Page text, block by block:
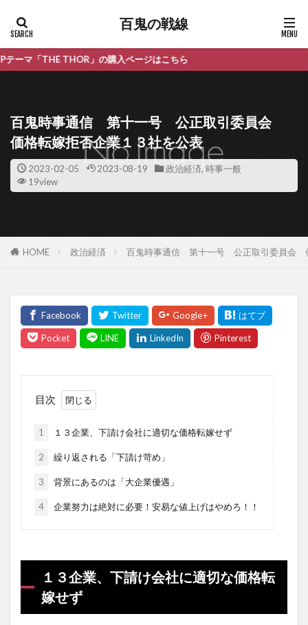
百鬼の戦線
」の購入ページはこちら
百鬼時事通信 第十一号 公正取引委員会
価格転嫁拒否企業１３社を公表
2023-02-05 2023-08-19 政治経済, 時事一般
19view
HOME 政治経済 百鬼時事通信 第十一号 公正取引委員会
目次
1 １３企業、下請け会社に適切な価格転嫁せず
2 繰り返される「下請け苛め」
3 背景にあるのは「大企業優遇」
4 企業努力は絶対に必要！安易な値上げはやめろ！！
１３企業、下請け会社に適切な価格転
嫁せず